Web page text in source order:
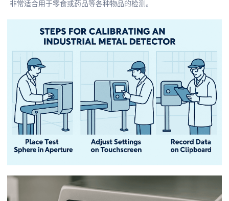
非常适合用于零食或药品等各种物品的检测。